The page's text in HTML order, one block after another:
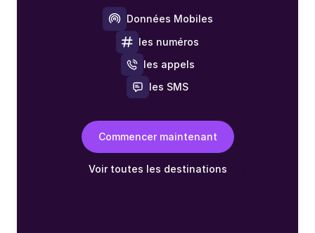
Données Mobiles
les numéros
les appels
les SMS
Commencer maintenant
Voir toutes les destinations